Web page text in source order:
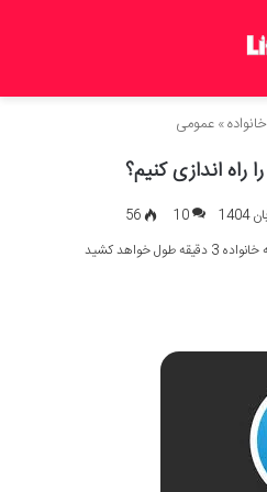
»عمومی
راه اندازی کنیم؟
10
56
خواهد کشید